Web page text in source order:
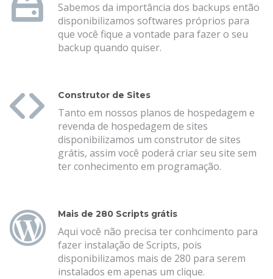
Sabemos da importância dos backups então
disponibilizamos softwares próprios para
que você fique a vontade para fazer o seu
backup quando quiser.
Construtor de Sites
Tanto em nossos planos de hospedagem e
revenda de hospedagem de sites
disponibilizamos um construtor de sites
grátis, assim você poderá criar seu site sem
ter conhecimento em programação.
Mais de 280 Scripts grátis
Aqui você não precisa ter conhcimento para
fazer instalação de Scripts, pois
disponibilizamos mais de 280 para serem
instalados em apenas um clique.